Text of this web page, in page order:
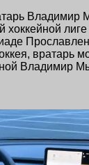
Владимир
хоккейной
вратарь
Владимир